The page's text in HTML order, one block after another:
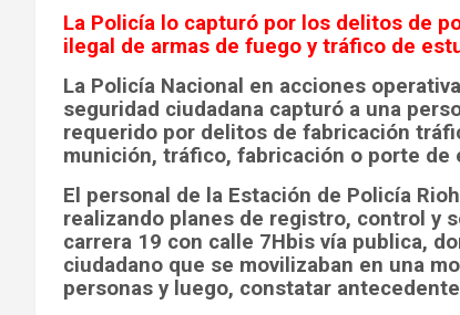
La Policía lo capturó por los delitos de
ilegal de armas de fuego y tráfico de
La Policía Nacional en acciones
seguridad ciudadana capturó a una
requerido por delitos de fabricación
munición, tráfico, fabricación o porte de
El personal de la Estación de Policía
realizando planes de registro, control y
carrera 19 con calle 7Hbis vía publica,
ciudadano que se movilizaban en una
personas y luego, constatar